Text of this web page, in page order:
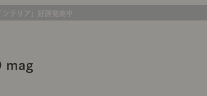
ンテリア」好評発売中